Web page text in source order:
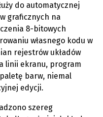
do automatycznej
graficznych na
8-bitowych
własnego kodu w
rejestrów układów
linii ekranu, program
barw, niemal
edycji.
szereg